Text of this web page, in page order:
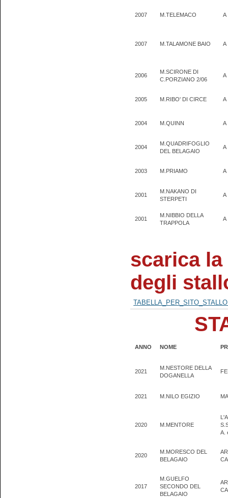
2007 M.TELEMACO A
2007 M.TALAMONE BAIO A
2006
M.SCIRONE DI
C.PORZIANO 2/06
A
2005 M.RIBO' DI CIRCE A
2004 M.QUINN A
2004
M.QUADRIFOGLIO
DEL BELAGAIO
A
2003 M.PRIAMO A
2001
M.NAKANO DI
STERPETI
A
2001
M.NIBBIO DELLA
TRAPPOLA
A
scarica
degli
ANNO NOME
2021
M.NESTORE DELLA
DOGANELLA
2021 M.NILO EGIZIO
2020 M.MENTORE
A.
2020
M.MORESCO DEL
BELAGAIO
2017
M.GUELFO
SECONDO DEL
BELAGAIO